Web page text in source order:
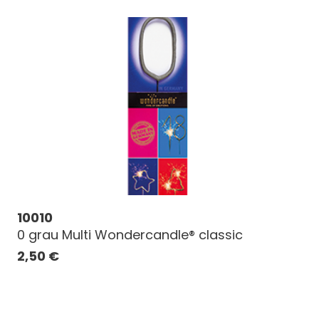
10010
0 grau Multi Wondercandle® classic
2,50 €